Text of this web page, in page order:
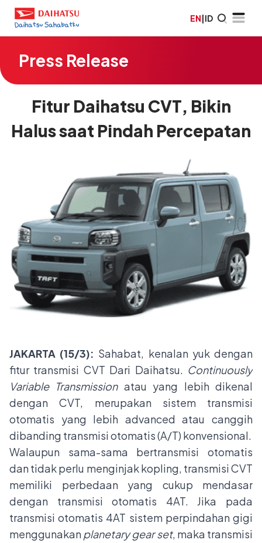
EN|ID
Press Release
Fitur Daihatsu CVT, Bikin
Halus saat Pindah Percepatan
JAKARTA (15/3): Sahabat, kenalan yuk dengan
fitur transmisi CVT Dari Daihatsu. Continuously
Variable Transmissionatau yang lebih dikenal
dengan CVT, merupakan sistem transmisi
otomatis yang lebih advanced atau canggih
dibanding transmisi otomatis (A/T) konvensional.
Walaupun sama-sama bertransmisi otomatis
dan tidak perlu menginjak kopling, transmisi CVT
memiliki perbedaan yang cukup mendasar
dengan transmisi otomatis 4AT. Jika pada
transmisi otomatis 4AT sistem perpindahan gigi
menggunakanplanetary gear set, maka transmisi